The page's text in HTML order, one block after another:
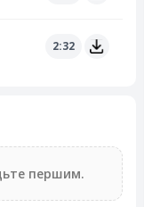
2:32
першим.